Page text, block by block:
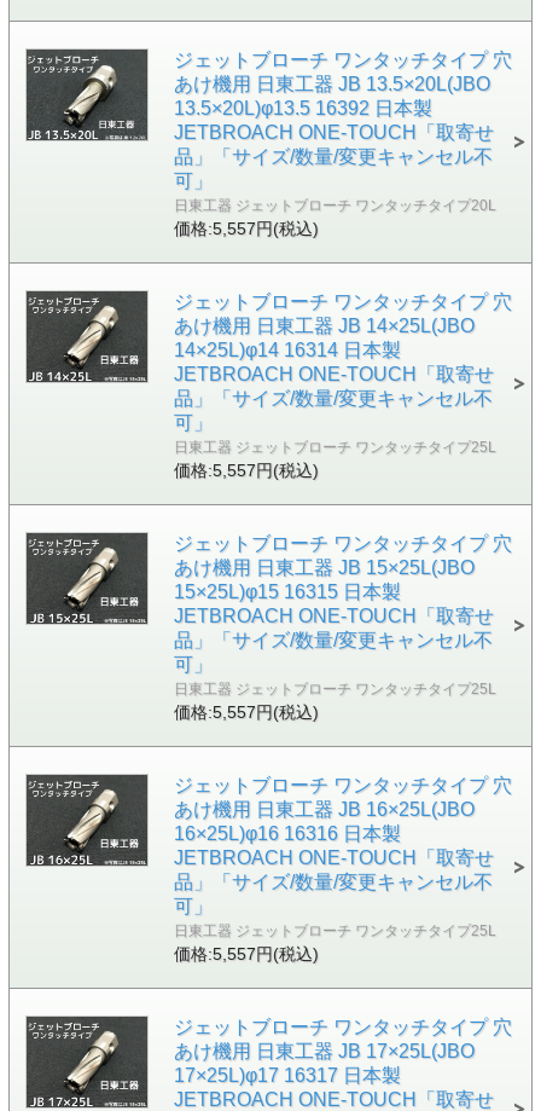
ジェットブローチ ワンタッチタイプ 穴
あけ機用 日東工器 JB 13.5×20L(JBO
13.5×20L)φ13.5 16392 日本製
JETBROACH ONE-TOUCH「取寄せ
品」「サイズ/数量/変更キャンセル不
可」
日東工器 ジェットブローチ ワンタッチタイプ20L
価格:5,557円(税込)
ジェットブローチ ワンタッチタイプ 穴
あけ機用 日東工器 JB 14×25L(JBO
14×25L)φ14 16314 日本製
JETBROACH ONE-TOUCH「取寄せ
品」「サイズ/数量/変更キャンセル不
可」
日東工器 ジェットブローチ ワンタッチタイプ25L
価格:5,557円(税込)
ジェットブローチ ワンタッチタイプ 穴
あけ機用 日東工器 JB 15×25L(JBO
15×25L)φ15 16315 日本製
JETBROACH ONE-TOUCH「取寄せ
品」「サイズ/数量/変更キャンセル不
可」
日東工器 ジェットブローチ ワンタッチタイプ25L
価格:5,557円(税込)
ジェットブローチ ワンタッチタイプ 穴
あけ機用 日東工器 JB 16×25L(JBO
16×25L)φ16 16316 日本製
JETBROACH ONE-TOUCH「取寄せ
品」「サイズ/数量/変更キャンセル不
可」
日東工器 ジェットブローチ ワンタッチタイプ25L
価格:5,557円(税込)
ジェットブローチ ワンタッチタイプ 穴
あけ機用 日東工器 JB 17×25L(JBO
17×25L)φ17 16317 日本製
JETBROACH ONE-TOUCH「取寄せ